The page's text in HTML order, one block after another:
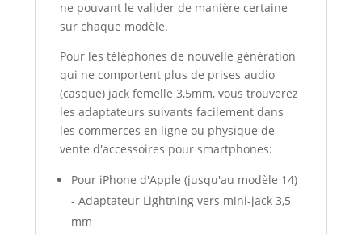
ne pouvant le valider de manière certaine
sur chaque modèle.
Pour les téléphones de nouvelle génération
qui ne comportent plus de prises audio
(casque) jack femelle 3,5mm, vous trouverez
les adaptateurs suivants facilement dans
les commerces en ligne ou physique de
vente d'accessoires pour smartphones:
Pour iPhone d'Apple (jusqu'au modèle 14)
- Adaptateur Lightning vers mini-jack 3,5
mm